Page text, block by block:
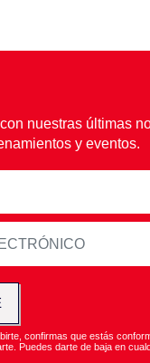
nuestras últimas
y eventos.
confirmas que estás
Puedes darte de baja en